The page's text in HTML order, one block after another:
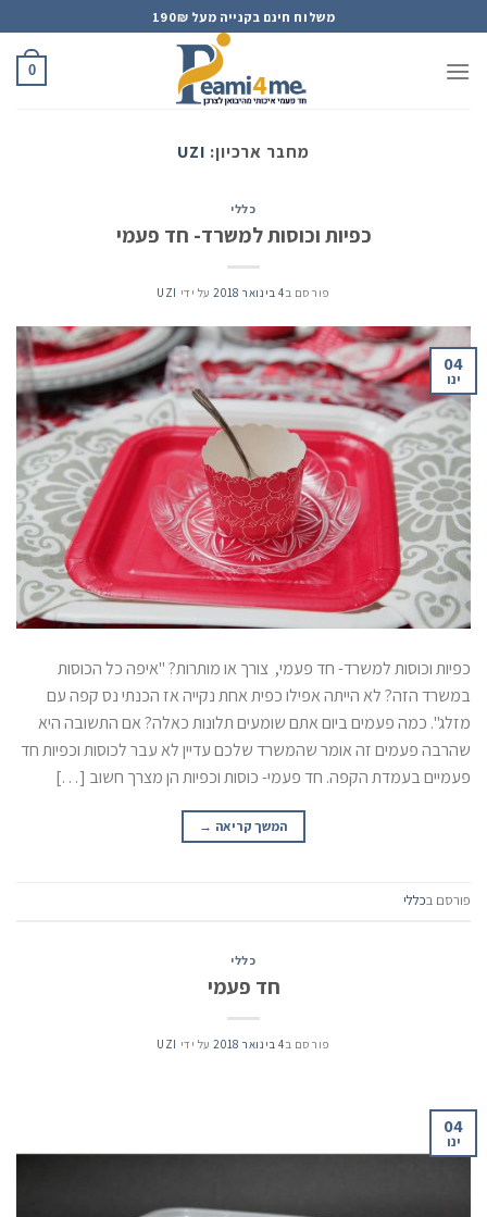
to
content
משלוח חינם בקנייה מעל 190₪
0
מחבר ארכיון: UZI
כללי
כפיות וכוסות למשרד- חד פעמי
פורסם ב4 בינואר 2018 על ידי UZI
04
ינו
כפיות וכוסות למשרד- חד פעמי, צורך או מותרות? "איפה כל הכוסות
במשרד הזה? לא הייתה אפילו כפית אחת נקייה אז הכנתי נס קפה עם
מזלג". כמה פעמים ביום אתם שומעים תלונות כאלה? אם התשובה היא
שהרבה פעמים זה אומר שהמשרד שלכם עדיין לא עבר לכוסות וכפיות חד
פעמיים בעמדת הקפה. חד פעמי- כוסות וכפיות הן מצרך חשוב […]
המשך קריאה →
פורסם בכללי
כללי
חד פעמי
פורסם ב4 בינואר 2018 על ידי UZI
04
ינו